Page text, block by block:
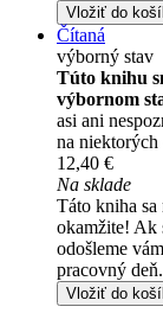
Vložiť do
Čítaná
výborný stav
Túto knihu
výbornom
asi ani
na niektorých
12,40 €
Na sklade
Táto kniha
okamžite! Ak
odošleme
pracovný deň.
Vložiť do